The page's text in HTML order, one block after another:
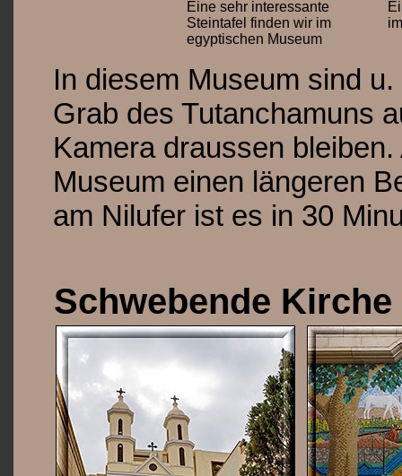
Eine sehr interessante
Steintafel finden wir im
egyptischen Museum
In diesem Museum sind
Grab des Tutanchamuns
Kamera draussen
Museum einen längeren
am Nilufer ist es in 30
Schwebende